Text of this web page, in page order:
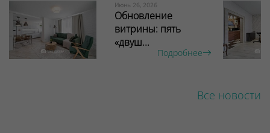
Июнь 26, 2026
Обновление
витрины: пять
«двуш...
Подробнее
Все новости